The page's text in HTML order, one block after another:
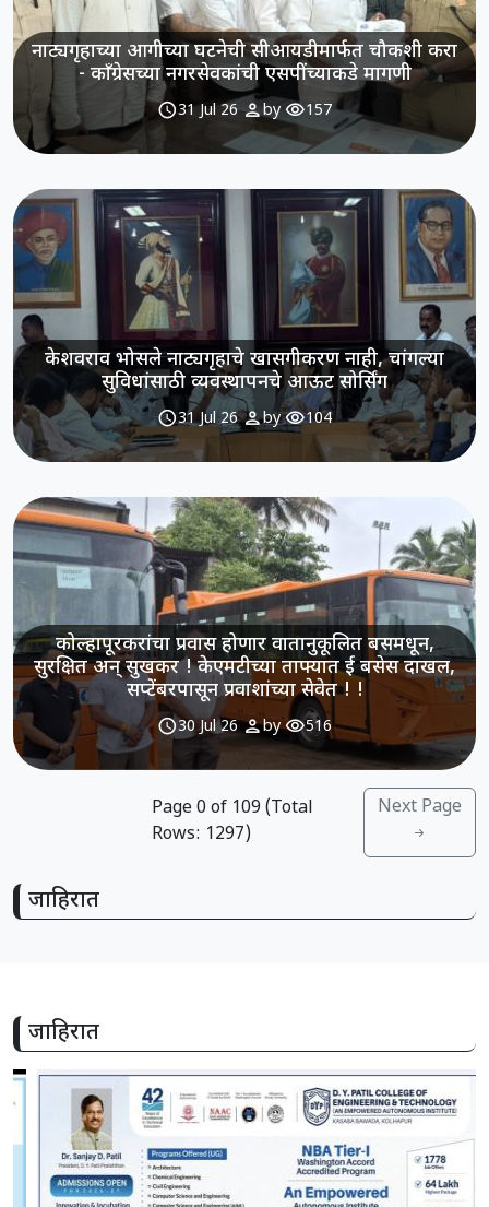
नाट्यगृहाच्या आगीच्या घटनेची सीआयडीमार्फत चौकशी करा
- काँग्रेसच्या नगरसेवकांची एसपींच्याकडे मागणी
schedule31 Jul 26 personby visibility157
केशवराव भोसले नाट्यगृहाचे खासगीकरण नाही, चांगल्या
सुविधांसाठी व्यवस्थापनचे आऊट सोर्सिंग
schedule31 Jul 26 personby visibility104
कोल्हापूरकरांचा प्रवास होणार वातानुकूलित बसमधून,
सुरक्षित अन् सुखकर ! केएमटीच्या ताफ्यात ई बसेस दाखल,
सप्टेंबरपासून प्रवाशांच्या सेवेत ! !
schedule30 Jul 26 personby visibility516
Page0 of 109 (Total
Rows: 1297)
Next Page
जाहिरात
जाहिरात